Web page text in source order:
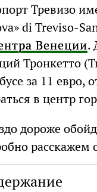
Тревизо
di Treviso-
Венеции.
Тронкетто
за 11 евро,
в центр
дороже
расскажем